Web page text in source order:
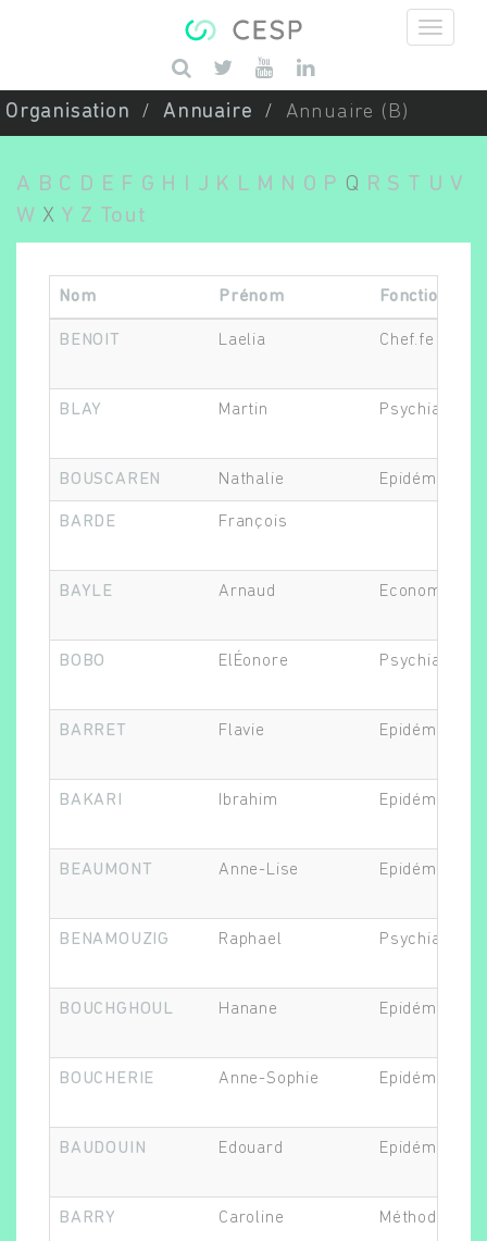
Saisissez vos mots-clés
Organisation Annuaire Annuaire (B)
A B C D E F G H J K L M N O P Q R S T U V
W X Y Z Tout
Nom Prénom Fonction
BENOIT Laelia Chef.fe de
BLAY Martin Psychiatre
BOUSCAREN Nathalie
BARDE François
BAYLE Arnaud Economiste
BOBO ElÉonore Psychiatre
BARRET Flavie
BAKARI Ibrahim
BEAUMONT Anne-Lise
BENAMOUZIG Raphael Psychiatre
BOUCHGHOUL Hanane
BOUCHERIE Anne-Sophie
BAUDOUIN Edouard
BARRY Caroline